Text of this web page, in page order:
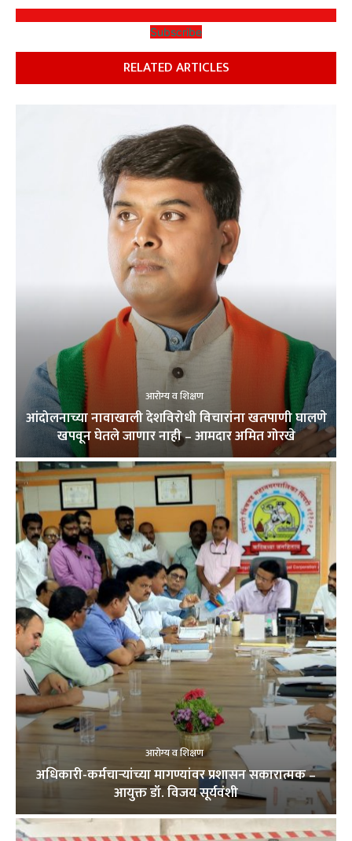
Subscribe
RELATED ARTICLES
आरोग्य व शिक्षण
आंदोलनाच्या नावाखाली देशविरोधी विचारांना खतपाणी घालणे
खपवून घेतले जाणार नाही – आमदार अमित गोरखे
आरोग्य व शिक्षण
अधिकारी-कर्मचाऱ्यांच्या मागण्यांवर प्रशासन सकारात्मक –
आयुक्त डॉ. विजय सूर्यवंशी